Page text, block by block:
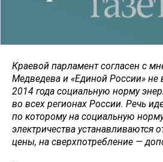
Краевой парламент согласен с
Медведева и «Единой России» не
2014 года социальную норму
во всех регионах России. Речь
по которому на социальную
электричества устанавливаются
цены, на сверхпотребление —